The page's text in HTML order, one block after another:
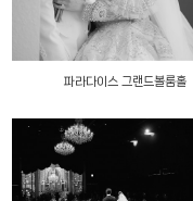
파라다이스 그랜드볼룸홀